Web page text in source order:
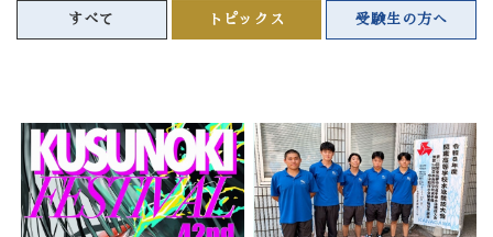
すべて トピックス 受験生の方へ